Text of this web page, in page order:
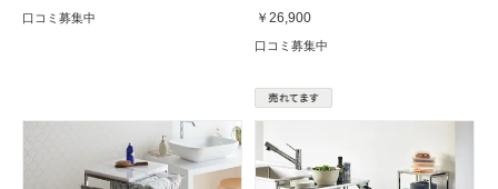
口コミ募集中 ￥26,900
口コミ募集中